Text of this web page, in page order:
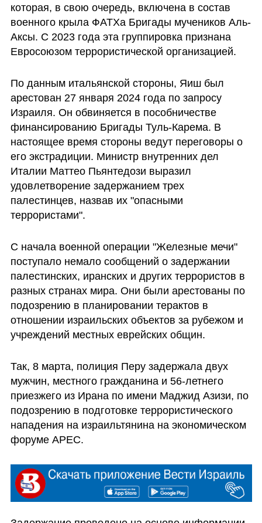
которая, в свою очередь, включена в состав
военного крыла ФАТХа Бригады мучеников Аль-
Аксы. С 2023 года эта группировка признана
Евросоюзом террористической организацией.
По данным итальянской стороны, Яиш был
арестован 27 января 2024 года по запросу
Израиля. Он обвиняется в пособничестве
финансированию Бригады Туль-Карема. В
настоящее время стороны ведут переговоры о
его экстрадиции. Министр внутренних дел
Италии Маттео Пьянтедози выразил
удовлетворение задержанием трех
палестинцев, назвав их "опасными
террористами".
С начала военной операции "Железные мечи"
поступало немало сообщений о задержании
палестинских, иранских и других террористов в
разных странах мира. Они были арестованы по
подозрению в планировании терактов в
отношении израильских объектов за рубежом и
учреждений местных еврейских общин.
Так, 8 марта, полиция Перу задержала двух
мужчин, местного гражданина и 56-летнего
приезжего из Ирана по имени Маджид Азизи, по
подозрению в подготовке террористического
нападения на израильтянина на экономическом
форуме APEC.